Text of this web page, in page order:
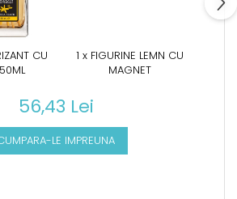
CU
1 x FIGURINE LEMN CU
MAGNET
56,43 Lei
LE IMPREUNA